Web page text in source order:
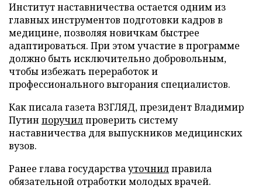
Институт наставничества остается одним из
главных инструментов подготовки кадров в
медицине, позволяя новичкам быстрее
адаптироваться. При этом участие в программе
должно быть исключительно добровольным,
чтобы избежать переработок и
профессионального выгорания специалистов.
Как писала газета ВЗГЛЯД, президент Владимир
Путин поручилпроверить систему
наставничества для выпускников медицинских
вузов.
Ранее глава государствауточнилправила
обязательной отработки молодых врачей.